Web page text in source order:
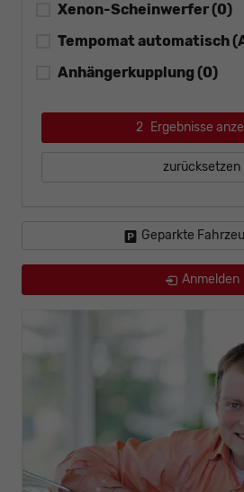
Xenon-Scheinwerfer(0)
Tempomat automatisch
Anhängerkupplung(0)
2 Ergebnisse
zurücksetzen
Geparkte
Anmelden